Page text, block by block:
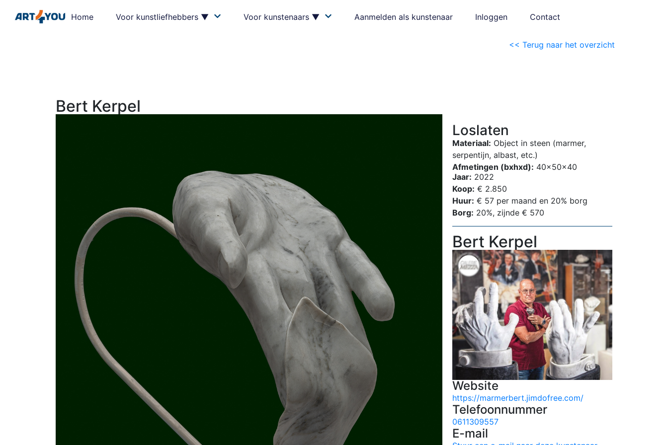
Home Voor kunstliefhebbers ▼ Voor kunstenaars ▼ Aanmelden als kunstenaar Inloggen Contact
<< Terug naar het overzicht
Bert Kerpel
Loslaten
Materiaal: Object in steen (marmer,
serpentijn, albast, etc.)
Afmetingen (bxhxd): 40x50x40
Jaar: 2022
Koop: € 2.850
Huur: € 57 per maand en 20% borg
Borg: 20%, zijnde € 570
Bert Kerpel
Website
https://marmerbert.jimdofree.com/
Telefoonnummer
0611309557
E-mail